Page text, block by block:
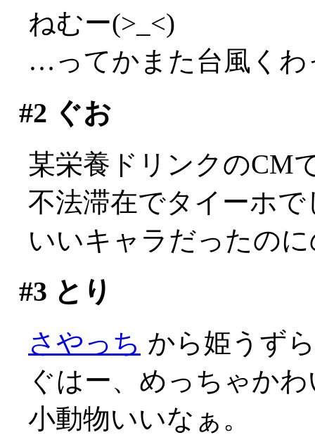
ねむー(>_<)
…ってかまた台風くわ
#2 ぐお
某栄養ドリンクのCM
不法滞在でタイーホで
いいキャラだったの
#3 とり
さやっち から姫うず
ぐはー、めっちゃか
小動物いいなぁ。